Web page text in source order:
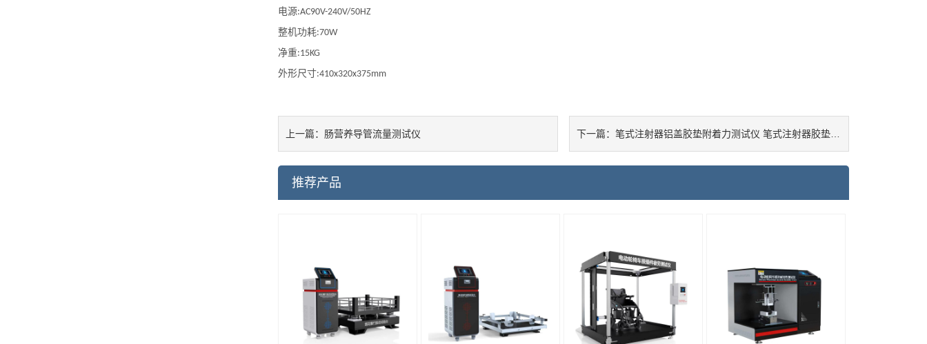
电源:AC90V-240V/50HZ
整机功耗:70W
净重:15KG
外形尺寸:410x320x375mm
上一篇： 肠营养导管流量测试仪 下一篇： 笔式注射器铝盖胶垫附着力测试仪 笔式注射器胶垫附着力测试仪
推荐产品